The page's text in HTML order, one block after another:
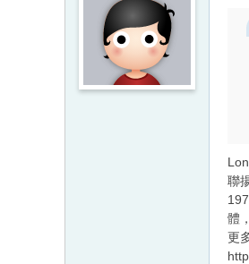
聯
體
更